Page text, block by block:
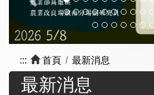
::: 首頁 最新消息
最新消息